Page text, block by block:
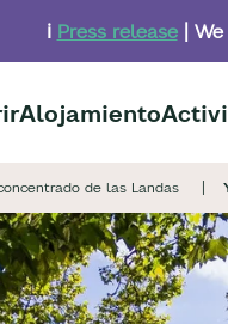
ℹ️ Press release| We
Alojamiento
de las Landas